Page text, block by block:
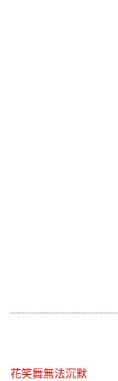
花笑舞無法沉默